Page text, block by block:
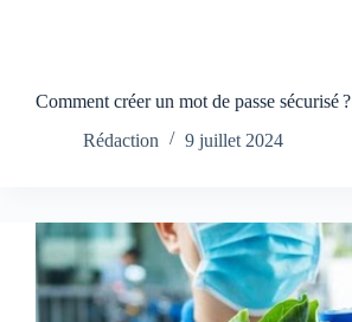
Comment créer un mot de passe sécurisé ?
Rédaction
9 juillet 2024